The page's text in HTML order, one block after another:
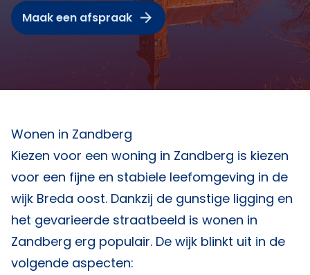
Maak een afspraak
Wonen in Zandberg
Kiezen voor een woning in Zandberg is kiezen
voor een fijne en stabiele leefomgeving in de
wijk Breda oost. Dankzij de gunstige ligging en
het gevarieerde straatbeeld is wonen in
Zandberg erg populair. De wijk blinkt uit in de
volgende aspecten: